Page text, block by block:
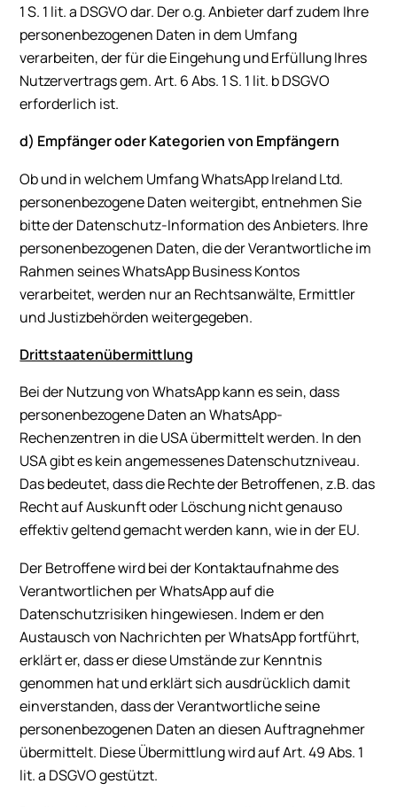
1 S. 1 lit. a DSGVO dar. Der o.g. Anbieter darf zudem Ihre
personenbezogenen Daten in dem Umfang
verarbeiten, der für die Eingehung und Erfüllung Ihres
Nutzervertrags gem. Art. 6 Abs. 1 S. 1 lit. b DSGVO
erforderlich ist.
d) Empfänger oder Kategorien von Empfängern
Ob und in welchem Umfang WhatsApp Ireland Ltd.
personenbezogene Daten weitergibt, entnehmen Sie
bitte der Datenschutz-Information des Anbieters. Ihre
personenbezogenen Daten, die der Verantwortliche im
Rahmen seines WhatsApp Business Kontos
verarbeitet, werden nur an Rechtsanwälte, Ermittler
und Justizbehörden weitergegeben.
Drittstaatenübermittlung
Bei der Nutzung von WhatsApp kann es sein, dass
personenbezogene Daten an WhatsApp-
Rechenzentren in die USA übermittelt werden. In den
USA gibt es kein angemessenes Datenschutzniveau.
Das bedeutet, dass die Rechte der Betroffenen, z.B. das
Recht auf Auskunft oder Löschung nicht genauso
effektiv geltend gemacht werden kann, wie in der EU.
Der Betroffene wird bei der Kontaktaufnahme des
Verantwortlichen per WhatsApp auf die
Datenschutzrisiken hingewiesen. Indem er den
Austausch von Nachrichten per WhatsApp fortführt,
erklärt er, dass er diese Umstände zur Kenntnis
genommen hat und erklärt sich ausdrücklich damit
einverstanden, dass der Verantwortliche seine
personenbezogenen Daten an diesen Auftragnehmer
übermittelt. Diese Übermittlung wird auf Art. 49 Abs. 1
lit. a DSGVO gestützt.